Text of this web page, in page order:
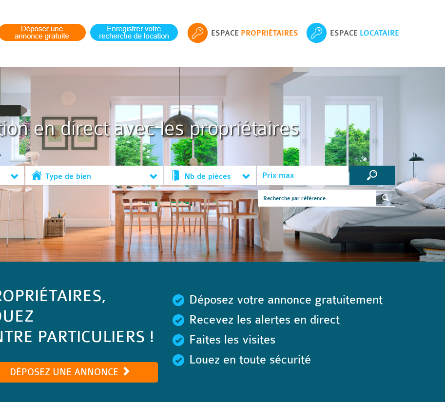
ESPACE PROPRIÉTAIRES ESPACE LOCATAIRE
en direct avec les propriétaires
Type de bien Nb de pièces
PARTICULIERS !
DÉPOSEZ UNE ANNONCE
Déposez votre annonce gratuitement
Recevez les alertes en direct
Faites les visites
Louez en toute sécurité